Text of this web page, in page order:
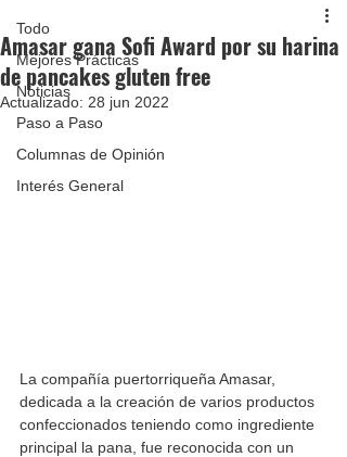
Todo
Mejores Prácticas
Noticias
Paso a Paso
Columnas de Opinión
Interés General
Amasar gana Sofi Award por su harina
de pancakes gluten free
Actualizado: 28 jun 2022
La compañía puertorriqueña Amasar,
dedicada a la creación de varios productos
confeccionados teniendo como ingrediente
principal la pana, fue reconocida con un